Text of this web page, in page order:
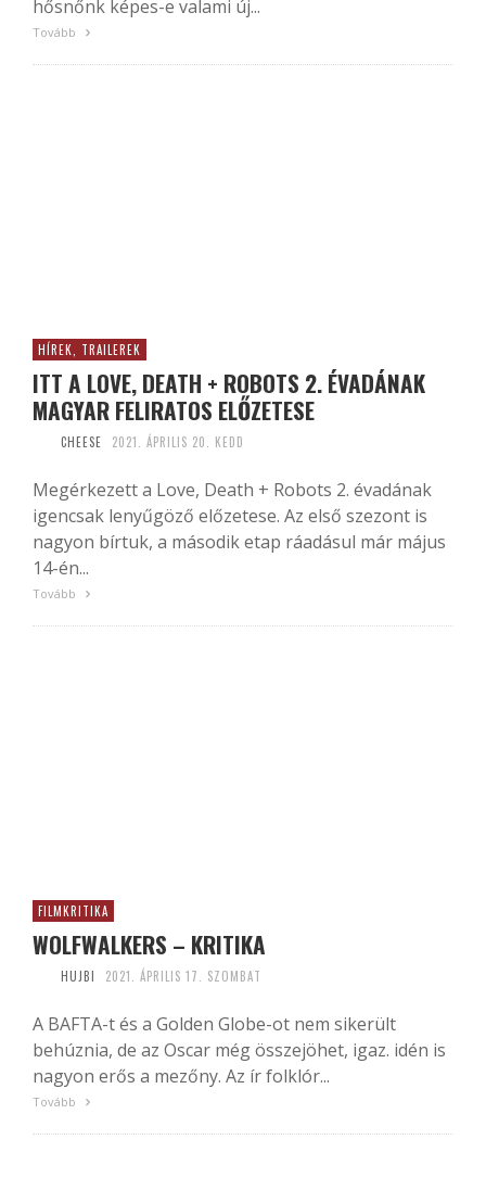
hősnőnk képes-e valami új...
Tovább
HÍREK, TRAILEREK
ITT A LOVE, DEATH + ROBOTS 2. ÉVADÁNAK
MAGYAR FELIRATOS ELŐZETESE
CHEESE 2021. ÁPRILIS 20. KEDD
Megérkezett a Love, Death + Robots 2. évadának
igencsak lenyűgöző előzetese. Az első szezont is
nagyon bírtuk, a második etap ráadásul már május
14-én...
Tovább
FILMKRITIKA
WOLFWALKERS – KRITIKA
HUJBI 2021. ÁPRILIS 17. SZOMBAT
A BAFTA-t és a Golden Globe-ot nem sikerült
behúznia, de az Oscar még összejöhet, igaz. idén is
nagyon erős a mezőny. Az ír folklór...
Tovább